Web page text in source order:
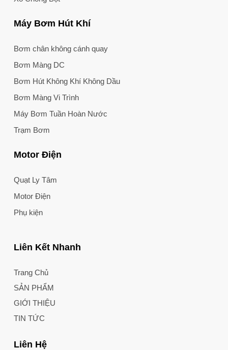
Máy Bơm Hút Khí
Bơm chân không cánh quay
Bơm Màng DC
Bơm Hút Không Khí Không Dầu
Bơm Màng Vi Trình
Máy Bơm Tuần Hoàn Nước
Trạm Bơm
Motor Điện
Quạt Ly Tâm
Motor Điện
Phụ kiện
Liên Kết Nhanh
Trang Chủ
SẢN PHẨM
GIỚI THIỆU
TIN TỨC
Liên Hệ